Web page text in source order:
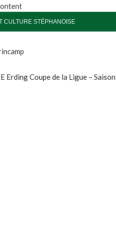
CULTURE STÉPHANOISE
Erding Coupe de la Ligue – Saison